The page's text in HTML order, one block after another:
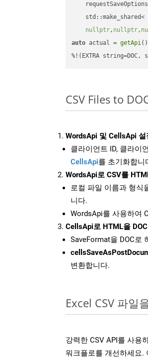
std::make_shared<
nullptr, nullptr,
auto actual = getApi
%!(EXTRA string=DOC,
CSV Files to
WordsApi 및 CellsApi 설
클라이언트 ID, 클라이
CellsApi를 초기화합니
WordsApi로 CSV를
로컬 파일 이름과 형식
니다.
WordsApi를 사용하여
CellsApi로 HTML을
SaveFormat을 DOC로
변환합니다.
Excel CSV 파일
강력한 CSV API를 사용
워크플로를 개선하세요.